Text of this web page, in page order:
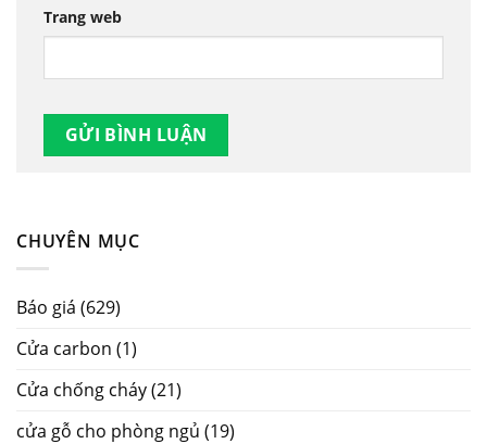
CHUYÊN MỤC
Báo giá (629)
Cửa carbon (1)
Cửa chống cháy(21)
cửa gỗ cho phòng ngủ (19)
Trang web